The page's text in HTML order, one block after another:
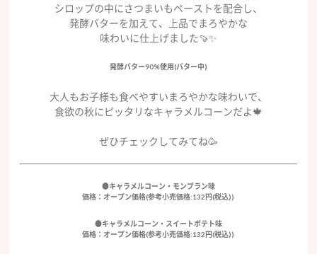
シロップの中にさつまいもペーストを配合し、
発酵バターを加えて、上品でまろやかな
味わいに仕上げました🍠✨
発酵バター90%使用(バター中)
大人もお子様も食べやすいまろやかな味わいで、
食欲の秋にピッタリなキャラメルコーンだよ🍁
ぜひチェックしてみてね🥳
●キャラメルコーン・モンブラン味
価格：オープン価格(参考小売価格:132円(税込))
●キャラメルコーン・スイートポテト味
価格：オープン価格(参考小売価格:132円(税込))